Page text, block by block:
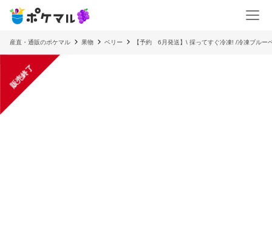
産直・通販のポケマル 果物 ベリー 【予約 6月発送】\ 採ってすぐ冷凍! /冷凍ブル
販売終了